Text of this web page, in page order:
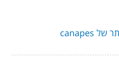
של canapes